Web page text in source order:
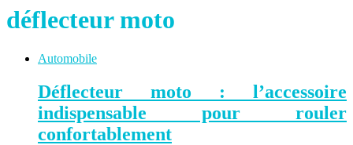
déflecteur moto
Automobile
Déflecteur moto : l’accessoire
indispensable pour rouler
confortablement